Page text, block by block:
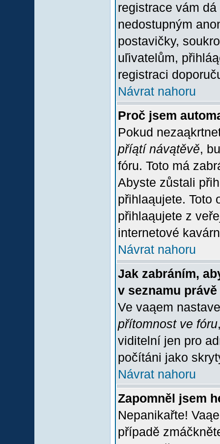
registrace vám
nedostupným
postavičky,
uľivatelům,
registraci
Návrat nahoru
Proč jsem
Pokud
příątí návątěvě,
fóru. Toto má
Abyste zůstali
přihlaąujete. Toto
přihlaąujete z
internetové
Návrat nahoru
Jak zabráním,
v seznamu
Ve vaąem
přítomnost ve fóru
viditelní jen pro
počítáni jako
Návrat nahoru
Zapomněl jsem
Nepanikařte!
případě